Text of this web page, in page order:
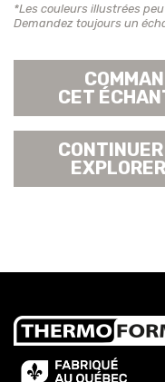
*Les couleurs illustrées
Demandez toujours un
CET
EXPLORER